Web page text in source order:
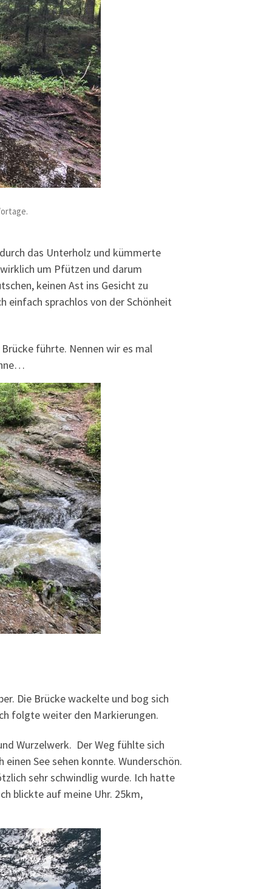
das Unterholz und kümmerte
um Pfützen und darum
keinen Ast ins Gesicht zu
einfach sprachlos von der Schönheit
führte. Nennen wir es mal
Die Brücke wackelte und bog sich
folgte weiter den Markierungen.
Wurzelwerk. Der Weg fühlte sich
See sehen konnte. Wunderschön.
sehr schwindlig wurde. Ich hatte
blickte auf meine Uhr. 25km,